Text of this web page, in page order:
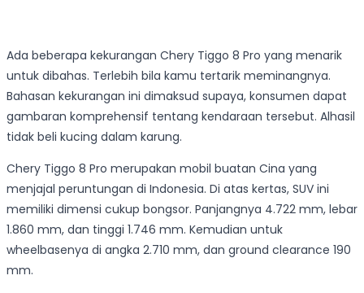
Ada beberapa kekurangan Chery Tiggo 8 Pro yang menarik
untuk dibahas. Terlebih bila kamu tertarik meminangnya.
Bahasan kekurangan ini dimaksud supaya, konsumen dapat
gambaran komprehensif tentang kendaraan tersebut. Alhasil
tidak beli kucing dalam karung.
Chery Tiggo 8 Pro merupakan mobil buatan Cina yang
menjajal peruntungan di Indonesia. Di atas kertas, SUV ini
memiliki dimensi cukup bongsor. Panjangnya 4.722 mm, lebar
1.860 mm, dan tinggi 1.746 mm. Kemudian untuk
wheelbasenya di angka 2.710 mm, dan ground clearance 190
mm.